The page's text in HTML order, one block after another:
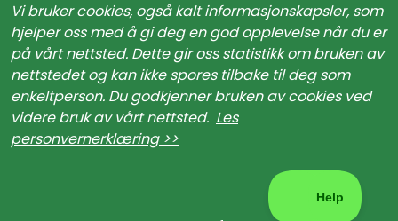
Vi bruker cookies, også kalt informasjonskapsler, som
hjelper oss med å gi deg en god opplevelse når du er
på vårt nettsted. Dette gir oss statistikk om bruken av
nettstedet og kan ikke spores tilbake til deg som
enkeltperson. Du godkjenner bruken av cookies ved
videre bruk av vårt nettsted. Les
personvernerklæring >>